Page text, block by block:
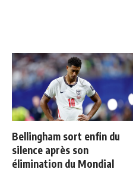
Bellingham sort enfin du
silence après son
élimination du Mondial